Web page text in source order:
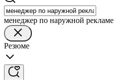
менеджер по наружной рекламе
Резюме